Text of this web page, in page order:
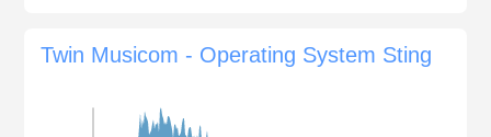
Twin Musicom - Operating System Sting